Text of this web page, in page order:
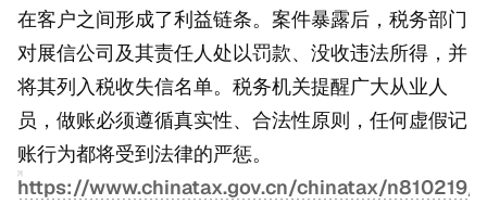
在客户之间形成了利益链条。案件暴露后，税务部门
对展信公司及其责任人处以罚款、没收违法所得，并
将其列入税收失信名单。税务机关提醒广大从业人
员，做账必须遵循真实性、合法性原则，任何虚假记
账行为都将受到法律的严惩。
https://www.chinatax.gov.cn/chinatax/